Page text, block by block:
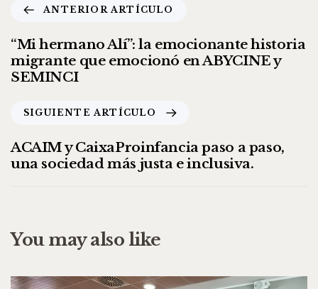
ANTERIOR ARTÍCULO
“Mi hermano Alí”: la emocionante historia
migrante que emocionó en ABYCINE y
SEMINCI
SIGUIENTE ARTÍCULO
ACAIM y CaixaProinfancia paso a paso,
una sociedad más justa e inclusiva.
You may also like